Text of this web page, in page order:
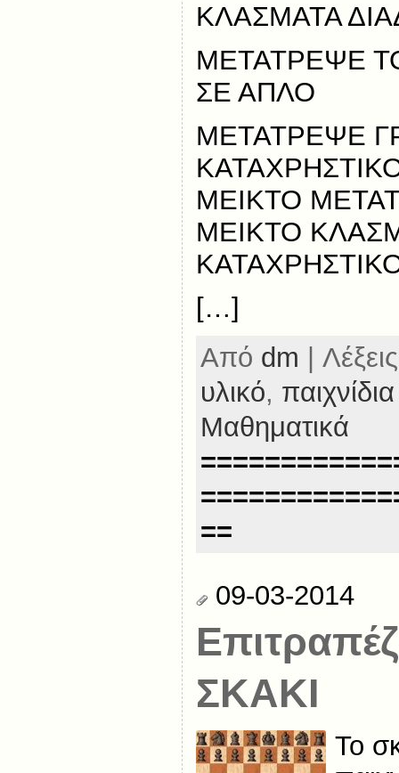
ΚΛΑΣΜΑΤΑ
ΜΕΤΑΤΡΕΨΕ
ΣΕ ΑΠΛΟ
ΜΕΤΑΤΡΕΨΕ
ΜΕΙΚΤΟ
ΜΕΙΚΤΟ
[…]
Από dm |
υλικό, παιχνίδια
Μαθηματικά
==
09-03-2014
ΣΚΑΚΙ
Το